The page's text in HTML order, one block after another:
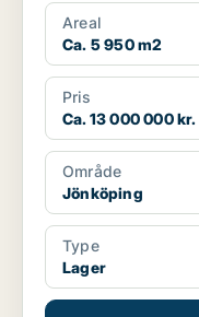
Areal
Ca. 5 950 m2
Pris
Ca. 13 000 000 kr.
Område
Jönköping
Type
Lager